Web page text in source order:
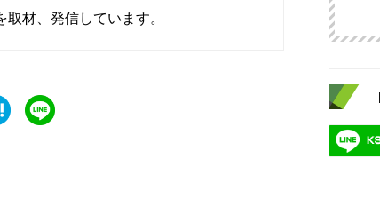
材、発信しています。